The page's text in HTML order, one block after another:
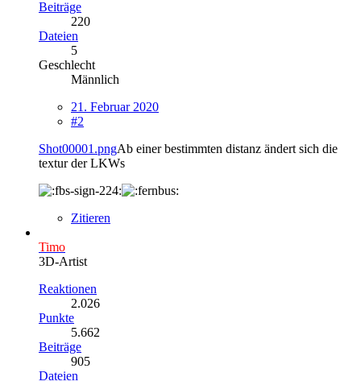
Beiträge
220
Dateien
5
Geschlecht
Männlich
21. Februar 2020
#2
Shot00001.pngAb einer bestimmten distanz ändert sich die
textur der LKWs
Zitieren
Timo
3D-Artist
Reaktionen
2.026
Punkte
5.662
Beiträge
905
Dateien